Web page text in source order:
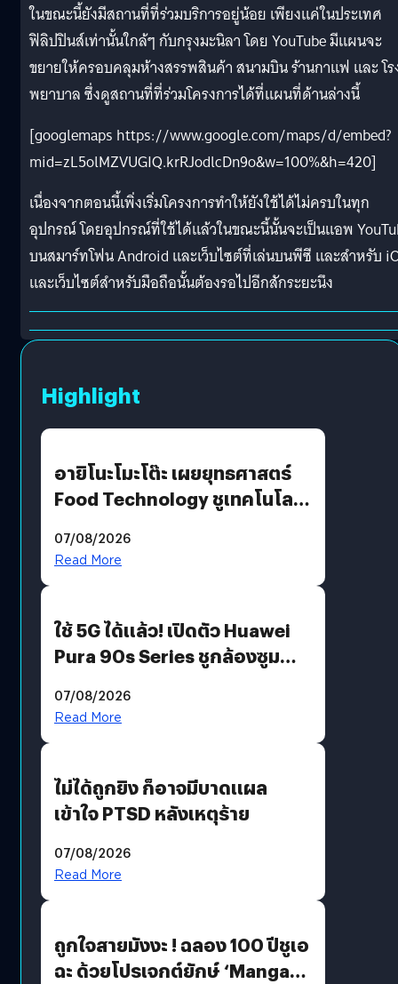
ในขณะนี้ยังมีสถานที่ที่ร่วมบริการอยู่น้อย เพียงแค่ในประเทศ
ฟิลิปปินส์เท่านั้นใกล้ๆ กับกรุงมะนิลา โดย YouTube มีแผนจะ
ขยายให้ครอบคลุมห้างสรรพสินค้า สนามบิน ร้านกาแฟ และ โร
พยาบาล ซึ่งดูสถานที่ที่ร่วมโครงการได้ที่แผนที่ด้านล่างนี้
[googlemaps https://www.google.com/maps/d/embed?
mid=zL5olMZVUGIQ.krRJodlcDn9o&w=100%&h=420]
เนื่องจากตอนนี้เพิ่งเริ่มโครงการทำให้ยังใช้ได้ไม่ครบในทุก
อุปกรณ์ โดยอุปกรณ์ที่ใช้ได้แล้วในขณะนี้นั้นจะเป็นแอพ
บนสมาร์ทโฟน Android และเว็บไซต์ที่เล่นบนพีซี และสำหรับ
และเว็บไซต์สำหรับมือถือนั้นต้องรอไปอีกสักระยะนึง
Highlight
อายิโนะโมะโต๊ะ เผยยุทธศาสตร์
Food Technology ชูเทคโนโลยี
บริโภคและ B2B
07/08/2026
Read More
ใช้ 5G ได้แล้ว! เปิดตัว Huawei
Pura 90s Series ชูกล้องซูม
07/08/2026
Read More
ไม่ได้ถูกยิง ก็อาจมีบาดแผล
เข้าใจ PTSD หลังเหตุร้าย
07/08/2026
Read More
ถูกใจสายมังงะ ! ฉลอง 100 ปีชูเอ
ฉะ ด้วยโปรเจกต์ยักษ์ ‘Manga